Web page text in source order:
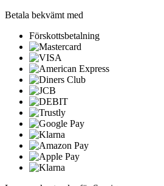
Betala bekvämt med
Förskottsbetalning